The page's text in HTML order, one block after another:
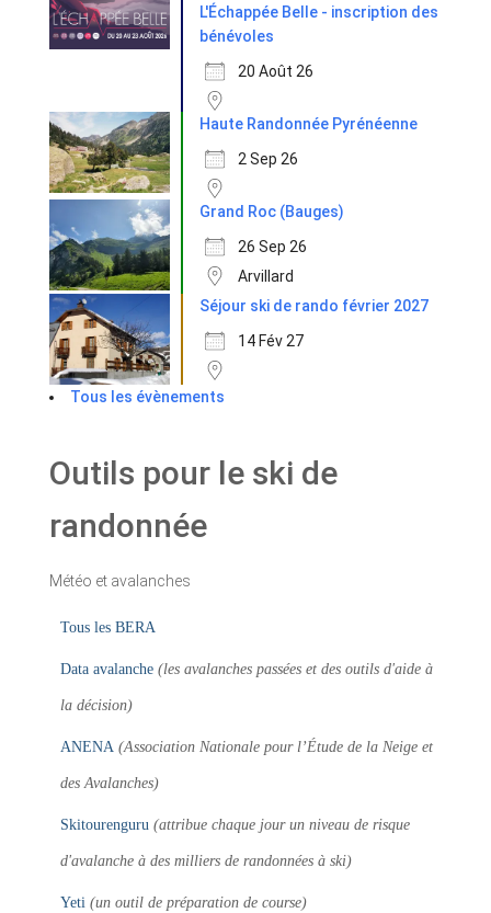
L'Échappée Belle - inscription des
bénévoles
20 Août 26
Haute Randonnée Pyrénéenne
2 Sep 26
Grand Roc (Bauges)
26 Sep 26
Arvillard
Séjour ski de rando février 2027
14 Fév 27
Tous les évènements
Outils pour le ski de
randonnée
Météo et avalanches
Tous les BERA
Data avalanche (les avalanches passées et des outils d'aide à
la décision)
ANENA (Association Nationale pour l’Étude de la Neige et
des Avalanches)
Skitourenguru (attribue chaque jour un niveau de risque
d'avalanche à des milliers de randonnées à ski)
Yeti (un outil de préparation de course)